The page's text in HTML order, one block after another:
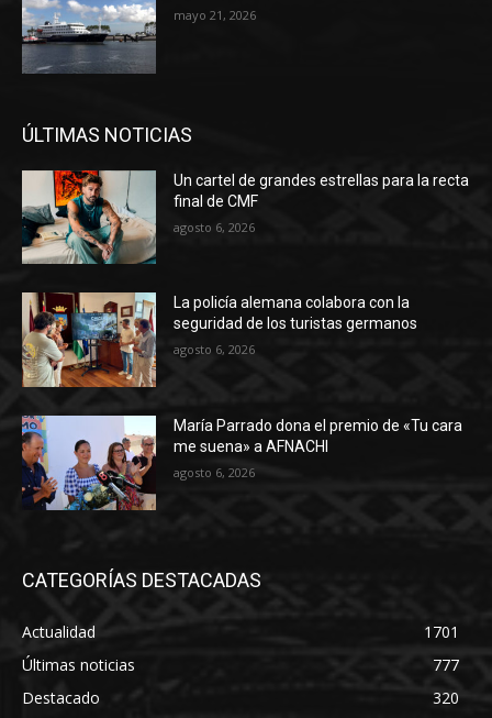
mayo 21, 2026
ÚLTIMAS NOTICIAS
Un cartel de grandes estrellas para la recta
final de CMF
agosto 6, 2026
La policía alemana colabora con la
seguridad de los turistas germanos
agosto 6, 2026
María Parrado dona el premio de «Tu cara
me suena» a AFNACHI
agosto 6, 2026
CATEGORÍAS DESTACADAS
Actualidad
1701
Últimas noticias
777
Destacado
320